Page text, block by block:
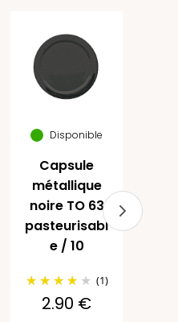
Disponible
Capsule
métallique
noire TO 63
pasteurisabl
e / 10
(1)
2.90 €